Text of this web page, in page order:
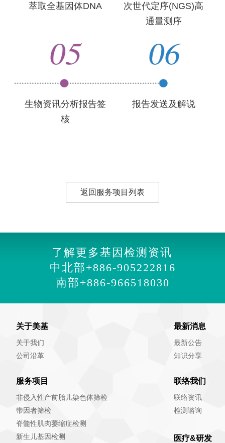
萃取全基因体DNA
次世代定序(NGS)高
通量测序
生物资讯分析报告签
核
报告发送及解说
返回服务项目列表
了解更多基因检测资讯
中北部+886-905222816
南部+886-966518030
关于美基
关于我们
公司沿革
服务项目
非侵入性产前胎儿染色体筛检
带因者筛检
脊髓性肌肉萎缩症检测
新生儿基因检测
最新消息
最新公告
知识分享
联络我们
联络资讯
检测谘询
医疗&研发